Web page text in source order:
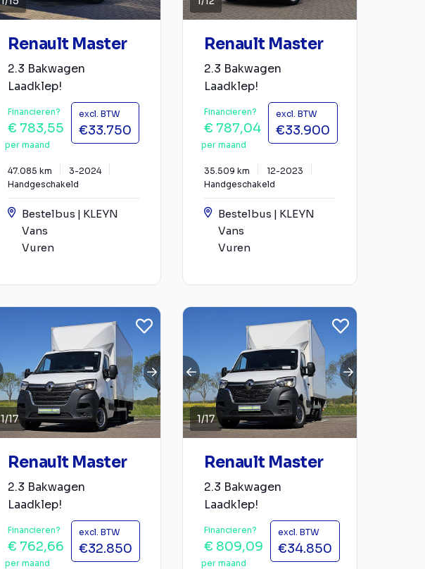
Renault Master
2.3 Bakwagen
Laadklep!
Financieren?
€ 783,55
per maand
excl. BTW
€33.750
47.085 km
3-2024
Handgeschakeld
Bestelbus | KLEYN
Vans
Vuren
Renault Master
2.3 Bakwagen
Laadklep!
Financieren?
€ 787,04
per maand
excl. BTW
€33.900
35.509 km
12-2023
Handgeschakeld
Bestelbus | KLEYN
Vans
Vuren
1/17
Renault Master
2.3 Bakwagen
Laadklep!
Financieren?
€ 762,66
per maand
excl. BTW
€32.850
1/17
Renault Master
2.3 Bakwagen
Laadklep!
Financieren?
€ 809,09
per maand
excl. BTW
€34.850